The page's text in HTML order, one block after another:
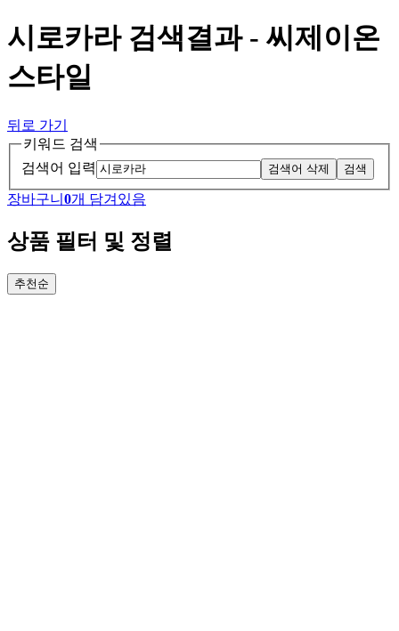
시로카라 검색결과 - 씨제이온
스타일
뒤로 가기
키워드 검색
검색어 입력
검색어 삭제 검색
장바구니 0개 담겨있음
상품 필터 및 정렬
추천순